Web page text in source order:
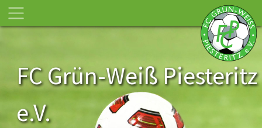
FC Grün-Weiß Piesteritz
e.V.